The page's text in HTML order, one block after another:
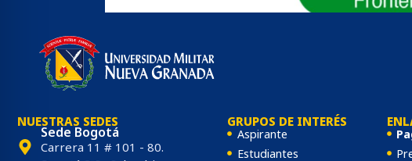
El XIII CONGRESO MUNDIAL DE
une al mundo en un encuentro global para
NUESTRAS SEDES
Sede Bogotá
Carrera 11 # 101 - 80.
GRUPOS DE INTERÉS
Aspirante
Estudiantes